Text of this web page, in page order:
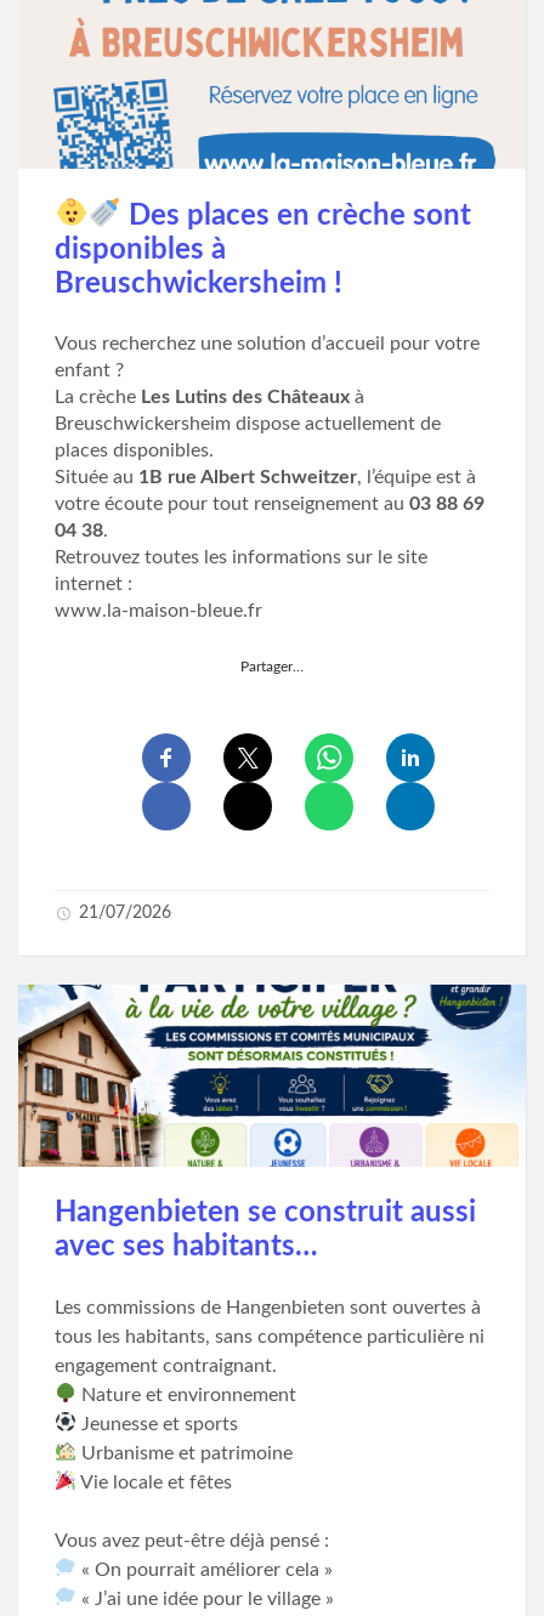
Des places en crèche sont
disponibles à
Breuschwickersheim !
Vous recherchez une solution d’accueil pour votre
enfant ?
La crèche Les Lutins des Châteaux à
Breuschwickersheim dispose actuellement de
places disponibles.
Située au 1B rue Albert Schweitzer, l’équipe est à
votre écoute pour tout renseignement au 03 88 69
04 38.
Retrouvez toutes les informations sur le site
internet :
www.la-maison-bleue.fr
Partager…
21/07/2026
Hangenbieten se construit aussi
avec ses habitants…
Les commissions de Hangenbieten sont ouvertes à
tous les habitants, sans compétence particulière ni
engagement contraignant.
Nature et environnement
Jeunesse et sports
Urbanisme et patrimoine
Vie locale et fêtes
Vous avez peut-être déjà pensé :
« On pourrait améliorer cela »
« J’ai une idée pour le village »